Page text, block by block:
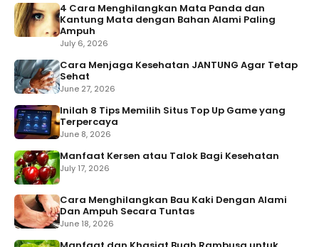
4 Cara Menghilangkan Mata Panda dan
Kantung Mata dengan Bahan Alami Paling
Ampuh
July 6, 2026
Cara Menjaga Kesehatan JANTUNG Agar Tetap
Sehat
June 27, 2026
Inilah 8 Tips Memilih Situs Top Up Game yang
Terpercaya
June 8, 2026
Manfaat Kersen atau Talok Bagi Kesehatan
July 17, 2026
Cara Menghilangkan Bau Kaki Dengan Alami
Dan Ampuh Secara Tuntas
June 18, 2026